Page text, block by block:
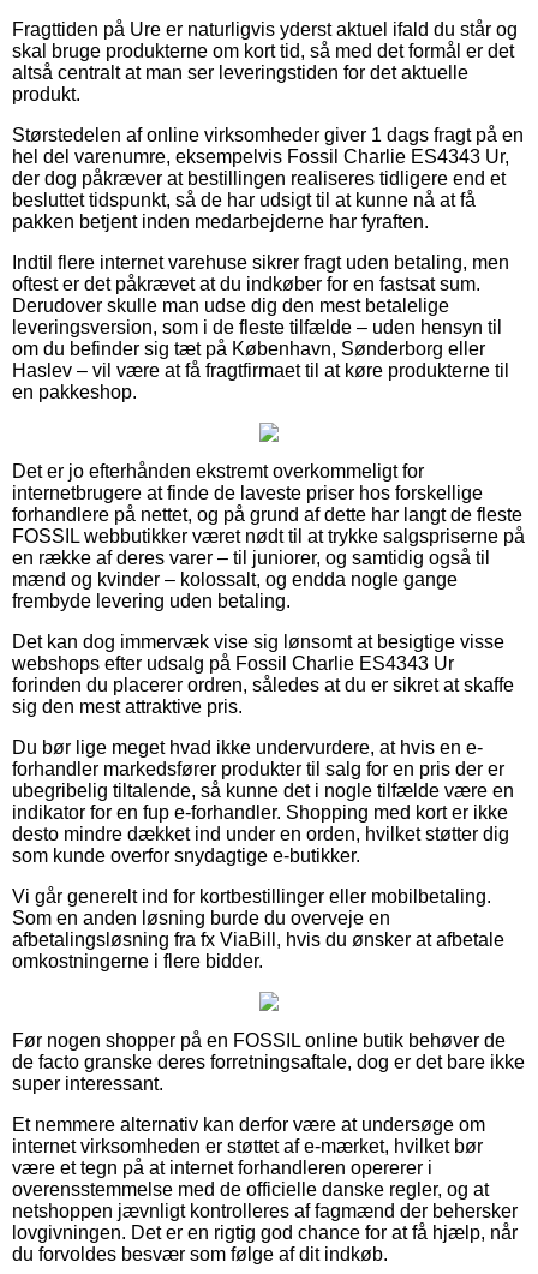
Fragttiden på Ure er naturligvis yderst aktuel ifald du står og
skal bruge produkterne om kort tid, så med det formål er det
altså centralt at man ser leveringstiden for det aktuelle
produkt.
Størstedelen af online virksomheder giver 1 dags fragt på en
hel del varenumre, eksempelvis Fossil Charlie ES4343 Ur,
der dog påkræver at bestillingen realiseres tidligere end et
besluttet tidspunkt, så de har udsigt til at kunne nå at få
pakken betjent inden medarbejderne har fyraften.
Indtil flere internet varehuse sikrer fragt uden betaling, men
oftest er det påkrævet at du indkøber for en fastsat sum.
Derudover skulle man udse dig den mest betalelige
leveringsversion, som i de fleste tilfælde – uden hensyn til
om du befinder sig tæt på København, Sønderborg eller
Haslev – vil være at få fragtfirmaet til at køre produkterne til
en pakkeshop.
Det er jo efterhånden ekstremt overkommeligt for
internetbrugere at finde de laveste priser hos forskellige
forhandlere på nettet, og på grund af dette har langt de fleste
FOSSIL webbutikker været nødt til at trykke salgspriserne på
en række af deres varer – til juniorer, og samtidig også til
mænd og kvinder – kolossalt, og endda nogle gange
frembyde levering uden betaling.
Det kan dog immervæk vise sig lønsomt at besigtige visse
webshops efter udsalg på Fossil Charlie ES4343 Ur
forinden du placerer ordren, således at du er sikret at skaffe
sig den mest attraktive pris.
Du bør lige meget hvad ikke undervurdere, at hvis en e-
forhandler markedsfører produkter til salg for en pris der er
ubegribelig tiltalende, så kunne det i nogle tilfælde være en
indikator for en fup e-forhandler. Shopping med kort er ikke
desto mindre dækket ind under en orden, hvilket støtter dig
som kunde overfor snydagtige e-butikker.
Vi går generelt ind for kortbestillinger eller mobilbetaling.
Som en anden løsning burde du overveje en
afbetalingsløsning fra fx ViaBill, hvis du ønsker at afbetale
omkostningerne i flere bidder.
Før nogen shopper på en FOSSIL online butik behøver de
de facto granske deres forretningsaftale, dog er det bare ikke
super interessant.
Et nemmere alternativ kan derfor være at undersøge om
internet virksomheden er støttet af e-mærket, hvilket bør
være et tegn på at internet forhandleren opererer i
overensstemmelse med de officielle danske regler, og at
netshoppen jævnligt kontrolleres af fagmænd der behersker
lovgivningen. Det er en rigtig god chance for at få hjælp, når
du forvoldes besvær som følge af dit indkøb.